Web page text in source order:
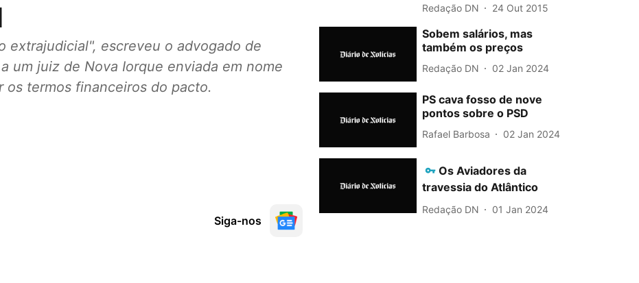
extrajudicial", escreveu o advogado de
um juiz de Nova Iorque enviada em nome
os termos financeiros do pacto.
Siga-nos
Redação DN 24 Out 2015
Sobem salários, mas
também os preços
Redação DN 02 Jan 2024
PS cava fosso de nove
pontos sobre o PSD
Rafael Barbosa 02 Jan 2024
Os Aviadores da
travessia do Atlântico
Redação DN 01 Jan 2024